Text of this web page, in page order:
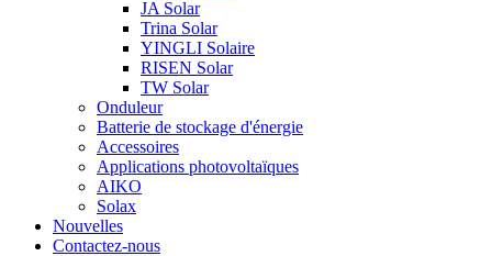
JA Solar
Trina Solar
YINGLI Solaire
RISEN Solar
TW Solar
Onduleur
Batterie de stockage d'énergie
Accessoires
Applications photovoltaïques
AIKO
Solax
Nouvelles
Contactez-nous